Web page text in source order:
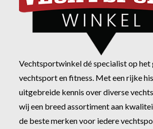
Vechtsportwinkel dé specialist op het
vechtsport en fitness. Met een rijke
uitgebreide kennis over diverse
wij een breed assortiment aan
de beste merken voor iedere